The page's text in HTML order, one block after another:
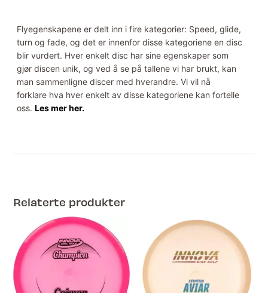
Flyegenskapene er delt inn i fire kategorier: Speed, glide,
turn og fade, og det er innenfor disse kategoriene en disc
blir vurdert. Hver enkelt disc har sine egenskaper som
gjør discen unik, og ved å se på tallene vi har brukt, kan
man sammenligne discer med hverandre. Vi vil nå
forklare hva hver enkelt av disse kategoriene kan fortelle
oss.Les mer her.
Relaterte produkter